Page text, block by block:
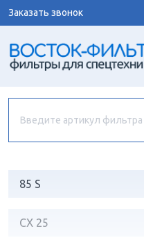
Заказать звонок
85 S
CX 25